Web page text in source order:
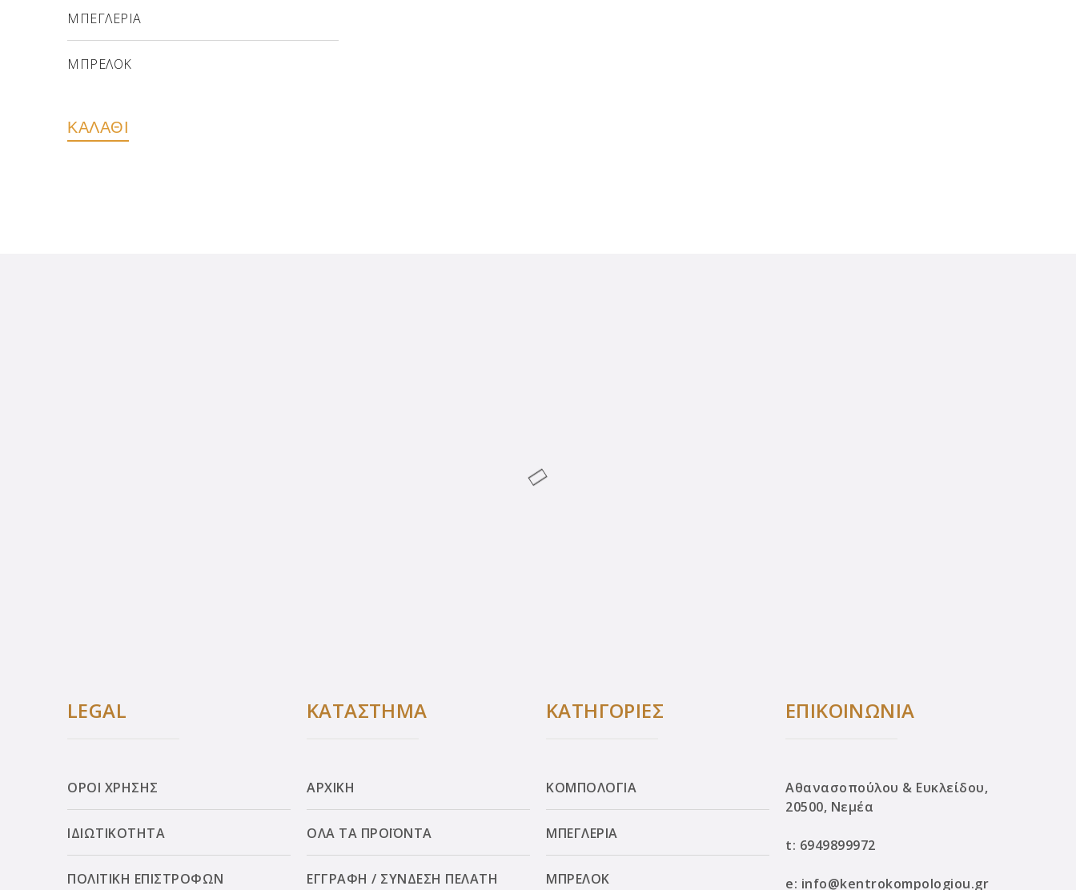
ΜΠΕΓΛΕΡΙΑ
ΜΠΡΕΛΟΚ
ΚΑΛΑΘΙ
LEGAL
ΟΡΟΙ ΧΡΗΣΗΣ
ΙΔΙΩΤΙΚΟΤΗΤΑ
ΠΟΛΙΤΙΚΗ ΕΠΙΣΤΡΟΦΩΝ
ΚΑΤΑΣΤΗΜΑ
ΑΡΧΙΚΗ
ΟΛΑ ΤΑ ΠΡΟΪΟΝΤΑ
ΕΓΓΡΑΦΗ / ΣΥΝΔΕΣΗ ΠΕΛΑΤΗ
ΚΑΤΗΓΟΡΙΕΣ
ΚΟΜΠΟΛΟΓΙΑ
ΜΠΕΓΛΕΡΙΑ
ΜΠΡΕΛΟΚ
ΕΠΙΚΟΙΝΩΝΙΑ
Αθανασοπούλου & Ευκλείδου,
20500, Νεμέα
t: 6949899972
e: info@kentrokompologiou.gr